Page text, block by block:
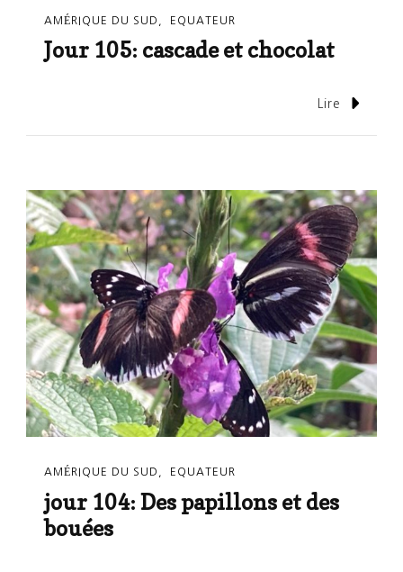
AMÉRIQUE DU SUD EQUATEUR
Jour 105: cascade et chocolat
Lire
AMÉRIQUE DU SUD EQUATEUR
jour 104: Des papillons et des
bouées